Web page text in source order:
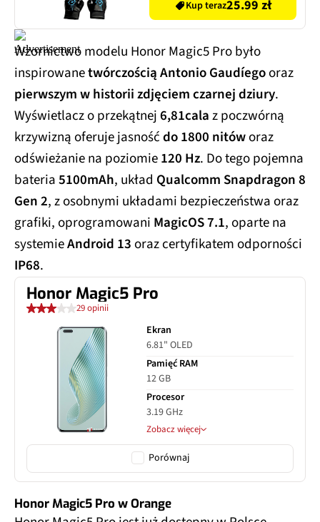
Kup teraz25.99 zł
Wzornictwo modelu Honor Magic5 Pro było
inspirowanetwórczością Antonio Gaudíegooraz
pierwszym w historii zdjęciem czarnej dziury.
Wyświetlacz o przekątnej6,81calaz poczwórną
krzywizną oferuje jasnośćdo 1800 nitóworaz
odświeżanie na poziomie120 Hz. Do tego pojemna
bateria5100mAh, układ Qualcomm Snapdragon 8
Gen 2, z osobnymi układami bezpieczeństwa oraz
grafiki, oprogramowani MagicOS 7.1, oparte na
systemieAndroid 13oraz certyfikatem odporności
IP68.
Honor Magic5 Pro
29 opinii
Ekran
6.81" OLED
Pamięć RAM
12 GB
Procesor
3.19 GHz
Zobacz więcej
Porównaj
Honor Magic5 Pro w Orange